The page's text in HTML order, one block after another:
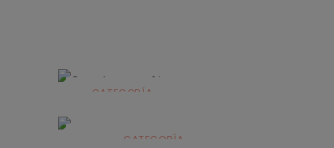
CATEGORÍA
CATEGORÍA